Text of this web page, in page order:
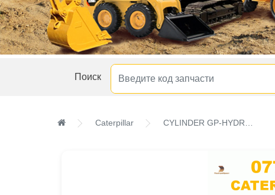
Поиск
Caterpillar CYLINDER GP-HYDRAULIC